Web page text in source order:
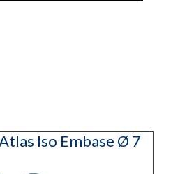
Iso Embase Ø 7